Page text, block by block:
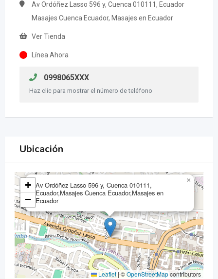
Av Ordóñez Lasso 596 y, Cuenca 010111, Ecuador
Masajes Cuenca Ecuador, Masajes en Ecuador
Ver Tienda
Línea Ahora
0998065XXX
Haz clic para mostrar el número de teléfono
Ubicación
Av Ordóñez Lasso 596 y, Cuenca 010111,
Ecuador,Masajes Cuenca Ecuador,Masajes en
Ecuador
×
+
−
Leaflet |©OpenStreetMapcontributors